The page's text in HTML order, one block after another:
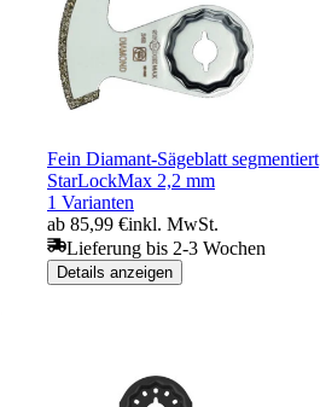
Fein Diamant-Sägeblatt segmentiert
StarLockMax 2,2 mm
1 Varianten
ab 85,99 €inkl. MwSt.
Lieferung bis 2-3 Wochen
Details anzeigen